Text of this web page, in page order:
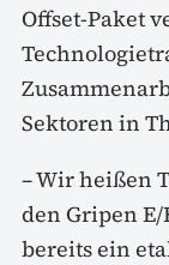
Offset-Paket
Sektoren in
– Wir heißen
den Gripen
bereits ein